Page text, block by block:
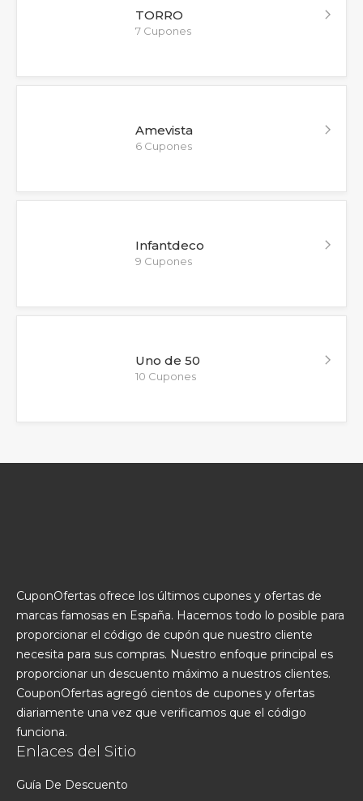
TORRO
7 Cupones
Amevista
6 Cupones
Infantdeco
9 Cupones
Uno de 50
10 Cupones
CuponOfertas ofrece los últimos cupones y ofertas de
marcas famosas en España. Hacemos todo lo posible para
proporcionar el código de cupón que nuestro cliente
necesita para sus compras. Nuestro enfoque principal es
proporcionar un descuento máximo a nuestros clientes.
CouponOfertas agregó cientos de cupones y ofertas
diariamente una vez que verificamos que el código
funciona.
Enlaces del Sitio
Guía De Descuento